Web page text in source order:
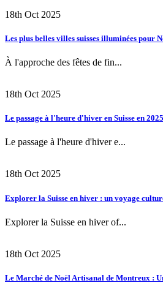
18th Oct 2025
Les plus belles villes suisses illuminées pour
À l'approche des fêtes de fin...
18th Oct 2025
Le passage à l'heure d'hiver en Suisse en
Le passage à l'heure d'hiver e...
18th Oct 2025
Explorer la Suisse en hiver : un voyage
Explorer la Suisse en hiver of...
18th Oct 2025
Le Marché de Noël Artisanal de Montreux :